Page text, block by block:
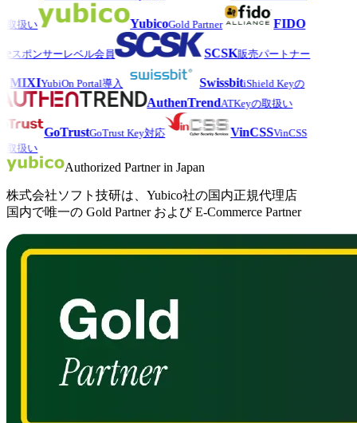
扱い YubicoGold Partner FIDO
スポンサーレベル会員 SCSK販売パートナー
MIXIYubiOn Portal導入 SwissbitiShield Keyの
AuthenTrendATKeyの取扱い
GoTrustGoTrust Key対応 VinCSSVinCSS
扱い
Authorized Partner in Japan
株式会社ソフト技研は、Yubico社の国内正規代理店
国内で唯一の Gold Partner および E-Commerce Partner